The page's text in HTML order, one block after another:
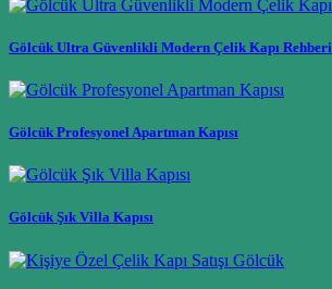
Gölcük Ultra Güvenlikli Modern Çelik Kapı Rehberi
Gölcük Profesyonel Apartman Kapısı
Gölcük Şık Villa Kapısı